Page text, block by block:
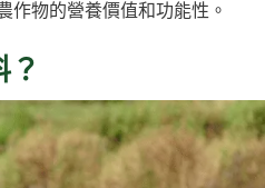
作物的營養價值和功能性。